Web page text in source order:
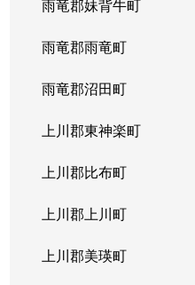
雨竜郡妹背牛町
雨竜郡雨竜町
雨竜郡沼田町
上川郡東神楽町
上川郡比布町
上川郡上川町
上川郡美瑛町